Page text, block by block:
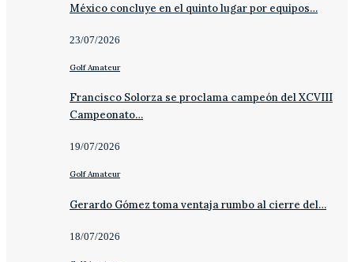
México concluye en el quinto lugar por equipos…
23/07/2026
Golf Amateur
Francisco Solorza se proclama campeón del XCVIII
Campeonato…
19/07/2026
Golf Amateur
Gerardo Gómez toma ventaja rumbo al cierre del…
18/07/2026